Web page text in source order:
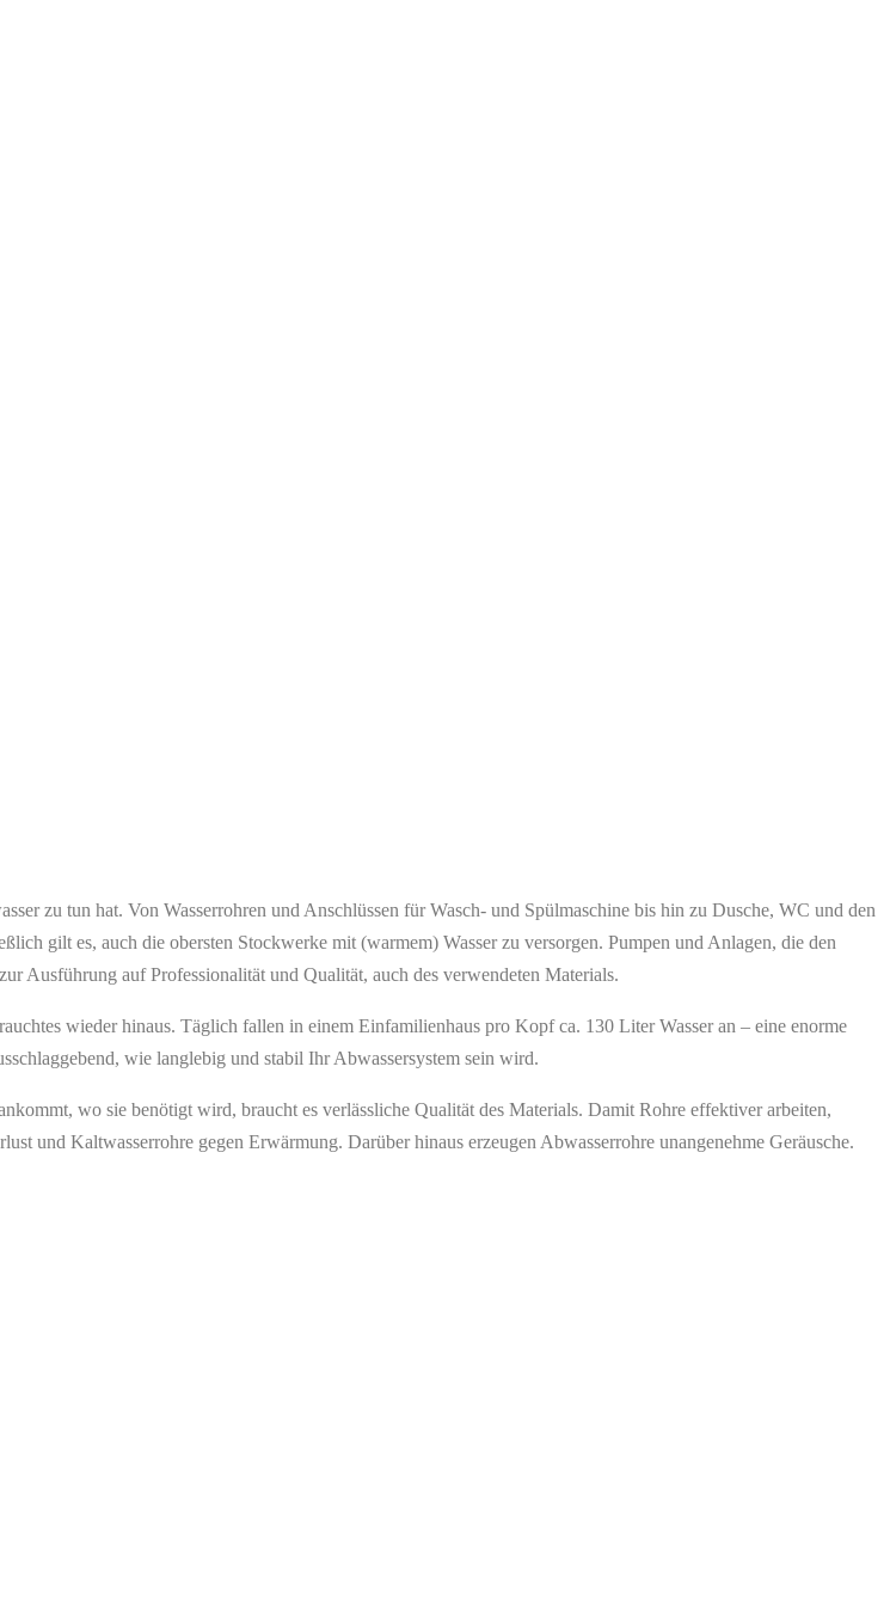
zu tun hat. Von Wasserrohren und Anschlüssen für Wasch- und Spülmaschine bis hin zu Dusche, WC und den
gilt es, auch die obersten Stockwerke mit (warmem) Wasser zu versorgen. Pumpen und Anlagen, die den
Ausführung auf Professionalität und Qualität, auch des verwendeten Materials.
wieder hinaus. Täglich fallen in einem Einfamilienhaus pro Kopf ca. 130 Liter Wasser an – eine enorme
wie langlebig und stabil Ihr Abwassersystem sein wird.
wo sie benötigt wird, braucht es verlässliche Qualität des Materials. Damit Rohre effektiver arbeiten,
und Kaltwasserrohre gegen Erwärmung. Darüber hinaus erzeugen Abwasserrohre unangenehme Geräusche.